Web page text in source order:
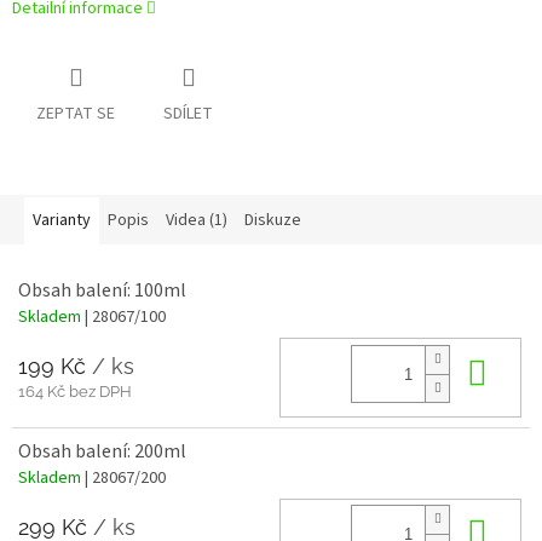
Detailní informace
ZEPTAT SE SDÍLET
Varianty Popis Videa (1) Diskuze
Obsah balení: 100ml
Skladem | 28067/100
199 Kč / ks
164 Kč bez DPH
Obsah balení: 200ml
Skladem | 28067/200
299 Kč / ks